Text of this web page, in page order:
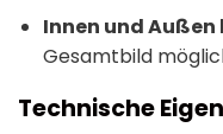
Innen und
Gesamtbild
Technische